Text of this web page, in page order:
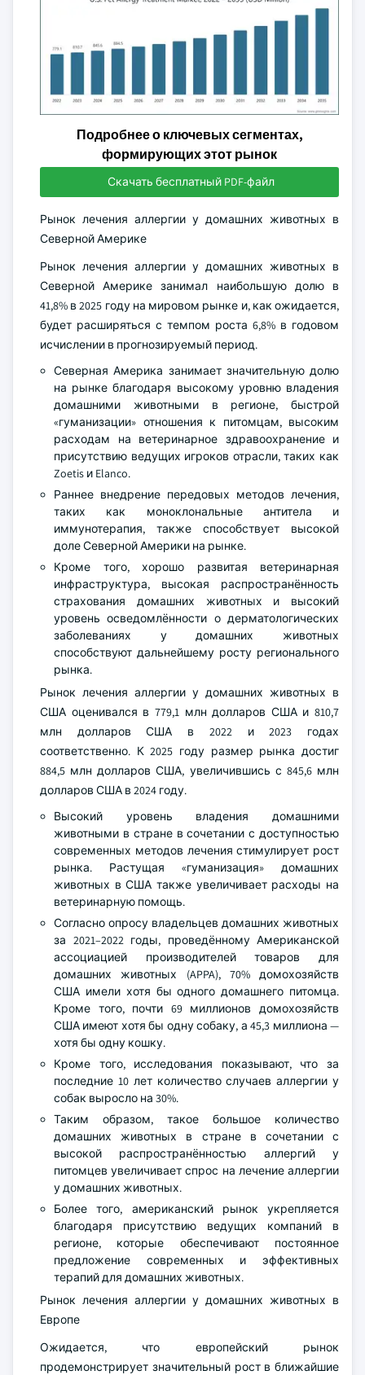
Подробнее о ключевых сегментах,
формирующих этот рынок
Скачать бесплатный PDF-файл
Рынок лечения аллергии у домашних животных в
Северной Америке
Рынок лечения аллергии у домашних животных в
Северной Америке занимал наибольшую долю в
41,8% в 2025 году на мировом рынке и, как ожидается,
будет расширяться с темпом роста 6,8% в годовом
исчислении в прогнозируемый период.
Северная Америка занимает значительную долю
на рынке благодаря высокому уровню владения
домашними животными в регионе, быстрой
«гуманизации» отношения к питомцам, высоким
расходам на ветеринарное здравоохранение и
присутствию ведущих игроков отрасли, таких как
Zoetis и Elanco.
Раннее внедрение передовых методов лечения,
таких как моноклональные антитела и
иммунотерапия, также способствует высокой
доле Северной Америки на рынке.
Кроме того, хорошо развитая ветеринарная
инфраструктура, высокая распространённость
страхования домашних животных и высокий
уровень осведомлённости о дерматологических
заболеваниях у домашних животных
способствуют дальнейшему росту регионального
рынка.
Рынок лечения аллергии у домашних животных в
США оценивался в 779,1 млн долларов США и 810,7
млн долларов США в 2022 и 2023 годах
соответственно. К 2025 году размер рынка достиг
884,5 млн долларов США, увеличившись с 845,6 млн
долларов США в 2024 году.
Высокий уровень владения домашними
животными в стране в сочетании с доступностью
современных методов лечения стимулирует рост
рынка. Растущая «гуманизация» домашних
животных в США также увеличивает расходы на
ветеринарную помощь.
Согласно опросу владельцев домашних животных
за 2021–2022 годы, проведённому Американской
ассоциацией производителей товаров для
домашних животных (APPA), 70% домохозяйств
США имели хотя бы одного домашнего питомца.
Кроме того, почти 69 миллионов домохозяйств
США имеют хотя бы одну собаку, а 45,3 миллиона —
хотя бы одну кошку.
Кроме того, исследования показывают, что за
последние 10 лет количество случаев аллергии у
собак выросло на 30%.
Таким образом, такое большое количество
домашних животных в стране в сочетании с
высокой распространённостью аллергий у
питомцев увеличивает спрос на лечение аллергии
у домашних животных.
Более того, американский рынок укрепляется
благодаря присутствию ведущих компаний в
регионе, которые обеспечивают постоянное
предложение современных и эффективных
терапий для домашних животных.
Рынок лечения аллергии у домашних животных в
Европе
Ожидается, что европейский рынок
продемонстрирует значительный рост в ближайшие